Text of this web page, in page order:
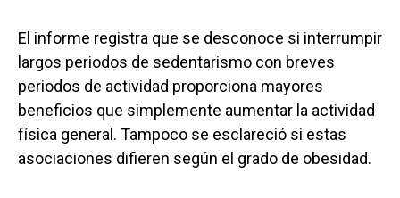
El informe registra que se desconoce si interrumpir
largos periodos de sedentarismo con breves
periodos de actividad proporciona mayores
beneficios que simplemente aumentar la actividad
física general. Tampoco se esclareció si estas
asociaciones difieren según el grado de obesidad.